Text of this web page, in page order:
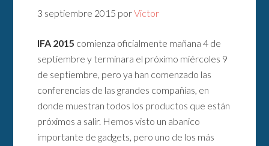
3 septiembre 2015 porVictor
IFA 2015 comienza oficialmente mañana 4 de
septiembre y terminara el próximo miércoles 9
de septiembre, pero ya han comenzado las
conferencias de las grandes compañías, en
donde muestran todos los productos que están
próximos a salir. Hemos visto un abanico
importante de gadgets, pero uno de los más